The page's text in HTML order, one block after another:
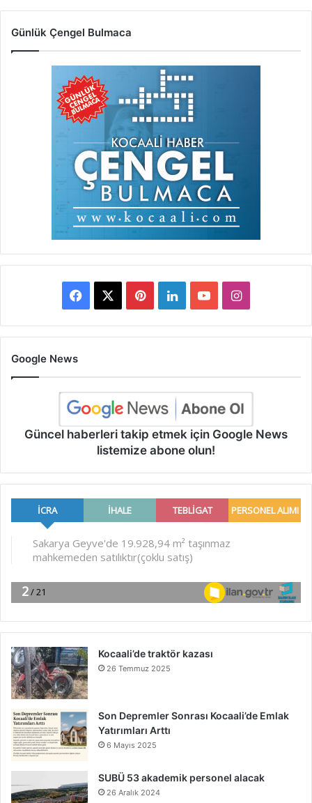
Günlük Çengel Bulmaca
Facebook PinterestLinkedInYouTubeInstagram
Google News
Güncel haberleri takip etmek için Google News
listemize abone olun!
Kocaali’de traktör kazası
26 Temmuz 2025
Son Depremler Sonrası Kocaali’de Emlak
Yatırımları Arttı
6 Mayıs 2025
SUBÜ 53 akademik personel alacak
26 Aralık 2024